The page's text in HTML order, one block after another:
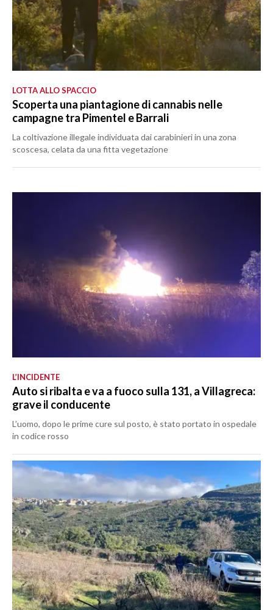
LOTTA ALLO SPACCIO
Scoperta una piantagione di cannabis nelle
campagne tra Pimentel e Barrali
La coltivazione illegale individuata dai carabinieri in una zona
scoscesa, celata da una fitta vegetazione
L’INCIDENTE
Auto si ribalta e va a fuoco sulla 131, a Villagreca:
grave il conducente
L’uomo, dopo le prime cure sul posto, è stato portato in ospedale
in codice rosso